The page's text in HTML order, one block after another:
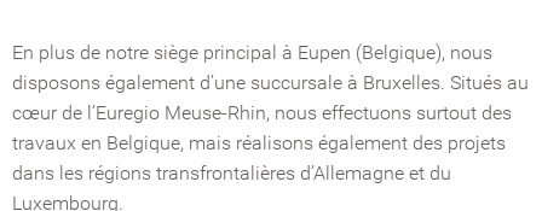
En plus de notre siège principal à Eupen (Belgique), nous
disposons également d’une succursale à Bruxelles. Situés au
cœur de l’Euregio Meuse-Rhin, nous effectuons surtout des
travaux en Belgique, mais réalisons également des projets
dans les régions transfrontalières d’Allemagne et du
Luxembourg.